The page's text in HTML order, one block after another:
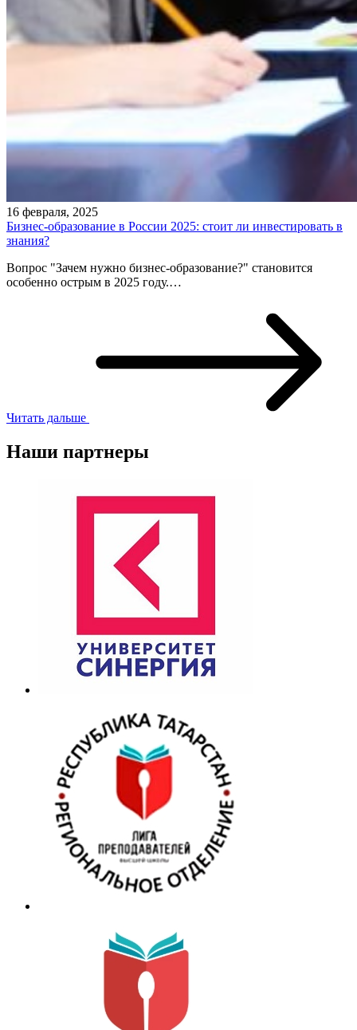
16 февраля, 2025
Бизнес-образование в России 2025: стоит ли инвестировать в
знания?
Вопрос "Зачем нужно бизнес-образование?" становится
особенно острым в 2025 году.…
Читать дальше
Наши партнеры